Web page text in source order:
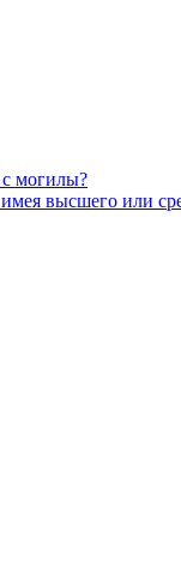
могилы?
высшего или